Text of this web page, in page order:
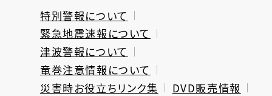
特別警報について
緊急地震速報について
津波警報について
竜巻注意情報について
災害時お役立ちリンク集
DVD販売情報